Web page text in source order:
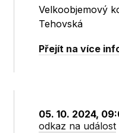
Velkoobjemový
Tehovská
Přejít na více
05. 10. 2024,
odkaz na událost